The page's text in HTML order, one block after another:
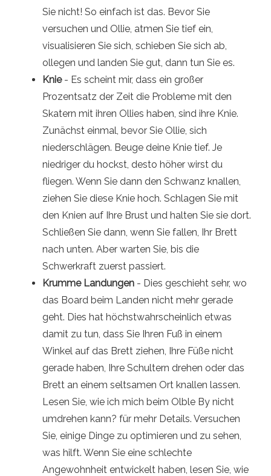
Sie nicht! So einfach ist das. Bevor Sie
versuchen und Ollie, atmen Sie tief ein,
visualisieren Sie sich, schieben Sie sich ab,
ollegen und landen Sie gut, dann tun Sie es.
Knie- Es scheint mir, dass ein großer
Prozentsatz der Zeit die Probleme mit den
Skatern mit ihren Ollies haben, sind ihre Knie.
Zunächst einmal, bevor Sie Ollie, sich
niederschlägen. Beuge deine Knie tief. Je
niedriger du hockst, desto höher wirst du
fliegen. Wenn Sie dann den Schwanz knallen,
ziehen Sie diese Knie hoch. Schlagen Sie mit
den Knien auf Ihre Brust und halten Sie sie dort.
Schließen Sie dann, wenn Sie fallen, Ihr Brett
nach unten. Aber warten Sie, bis die
Schwerkraft zuerst passiert.
Krumme Landungen - Dies geschieht sehr, wo
das Board beim Landen nicht mehr gerade
geht. Dies hat höchstwahrscheinlich etwas
damit zu tun, dass Sie Ihren Fuß in einem
Winkel auf das Brett ziehen, Ihre Füße nicht
gerade haben, Ihre Schultern drehen oder das
Brett an einem seltsamen Ort knallen lassen.
Lesen Sie, wie ich mich beim Olble By nicht
umdrehen kann? für mehr Details. Versuchen
Sie, einige Dinge zu optimieren und zu sehen,
was hilft. Wenn Sie eine schlechte
Angewohnheit entwickelt haben, lesen Sie, wie